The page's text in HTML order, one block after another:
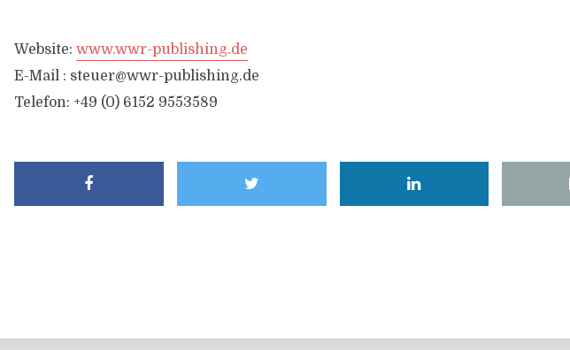
Website: www.wwr-publishing.de
E-Mail : steuer@wwr-publishing.de
Telefon: +49 (0) 6152 9553589